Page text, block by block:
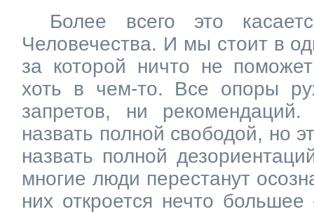
Более всего это
Человечества. И мы стоит в
за которой ничто не
хоть в чем-то. Все опоры
запретов, ни
назвать полной свободой, но
назвать полной
многие люди перестанут
них откроется нечто